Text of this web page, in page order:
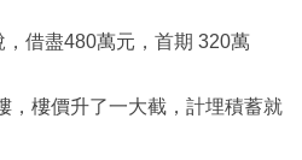
借盡480萬元，首期 320萬
，樓價升了一大截，計埋積蓄就